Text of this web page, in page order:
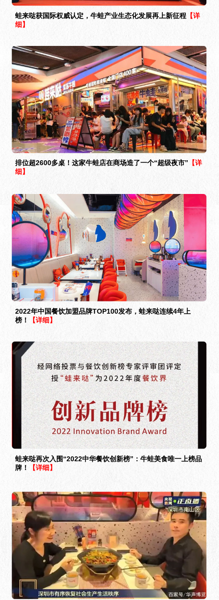
蛙来哒获国际权威认定，牛蛙产业生态化发展再上新征程 【详
细】
排位超2600多桌！这家牛蛙店在商场造了一个“超级夜市” 【详
细】
2022年中国餐饮加盟品牌TOP100发布，蛙来哒连续4年上
榜！
【详细】
蛙来哒再次入围“2022中华餐饮创新榜”：牛蛙美食唯一上榜品
牌！
【详细】